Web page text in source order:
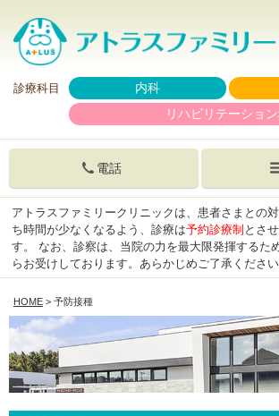
診療科目 内科
リハビリテーショ
電話
アトラスファミリークリニックは、患者さまとの
ち時間が少なくなるよう、診療は予約診療制 とさ
す。
なお、診察は、当院の力を最大限発揮するた
らお受けしております。あらかじめご了承ください
HOME > 予防接種